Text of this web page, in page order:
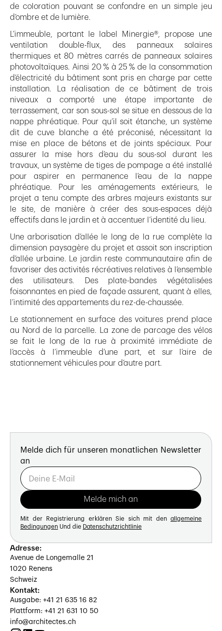
de coloration pouvant se confondre en un simple jeu
d’ombre et de lumière.
L’immeuble, portant le label Minergie®, propose une
ventilation double-flux, des panneaux solaires
thermiques et 80 mètres carrés de panneaux solaires
photovoltaïques. Ainsi 20 % à 25 % de la consommation
d’électricité du bâtiment sont pris en charge par cette
installation. La réalisation de ce bâtiment de trois
niveaux a comporté une étape importante de
terrassement, car son sous-sol se situe en dessous de la
nappe phréatique. Pour qu’il soit étanche, un système
dit de cuve blanche a été préconisé, nécessitant la
mise en place de bétons et de joints spéciaux. Pour
assurer la mise hors d’eau du sous-sol durant les
travaux, un système de tiges de pompage a été installé
pour aspirer en permanence l’eau de la nappe
phréatique. Pour les aménagements extérieurs, le
projet a tenu compte des arbres majeurs existants sur
le site, de manière à créer des sous-espaces déjà
effectifs dans le jardin et à accentuer l’identité du lieu.
Une arborisation d’allée le long de la rue complète la
dimension paysagère du projet et assoit son inscription
d’allée urbaine. Le jardin reste communautaire afin de
favoriser des activités récréatives relatives à l’ensemble
des utilisateurs. Des plate-bandes végétalisées
foisonnantes en pied de façade assurent, quant à elles,
l’intimité des appartements du rez-de-chaussée.
Le stationnement en surface des voitures prend place
au Nord de la parcelle. La zone de parcage des vélos
se fait le long de la rue à proximité immédiate de
l’accès à l’immeuble d’une part, et sur l’aire de
stationnement véhicules pour d’autre part.
Melde dich für unseren monatlichen Newsletter
an
Mit der Registrierung erklären Sie sich mit den allgemeine
Bedingungen Und die Datenschutzrichtlinie
Adresse:
Avenue de Longemalle 21
1020 Renens
Schweiz
Kontakt:
Ausgabe: +41 21 635 16 82
Plattform: +41 21 631 10 50
info@architectes.ch